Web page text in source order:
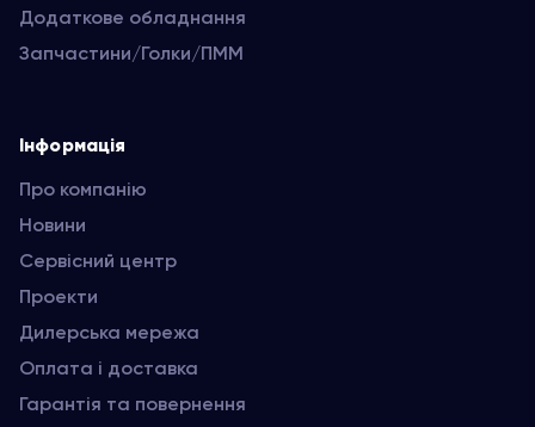
Додаткове обладнання
Запчастини/Голки/ПММ
Інформація
Про компанію
Новини
Сервісний центр
Проекти
Дилерська мережа
Оплата і доставка
Гарантія та повернення